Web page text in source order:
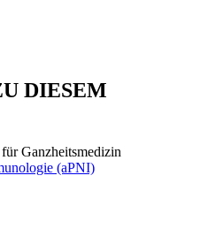
DIESEM
Ganzheitsmedizin
(aPNI)